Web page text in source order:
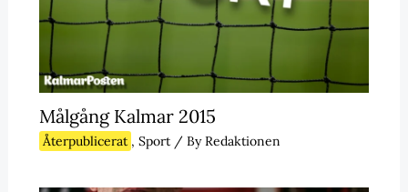
Målgång Kalmar 2015
Återpublicerat , Sport/ ByRedaktionen